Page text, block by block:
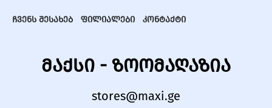
ჩვენს შესახებ ფილიალები კონტაქტი
მაქსი - ზოომაღაზია
stores@maxi.ge